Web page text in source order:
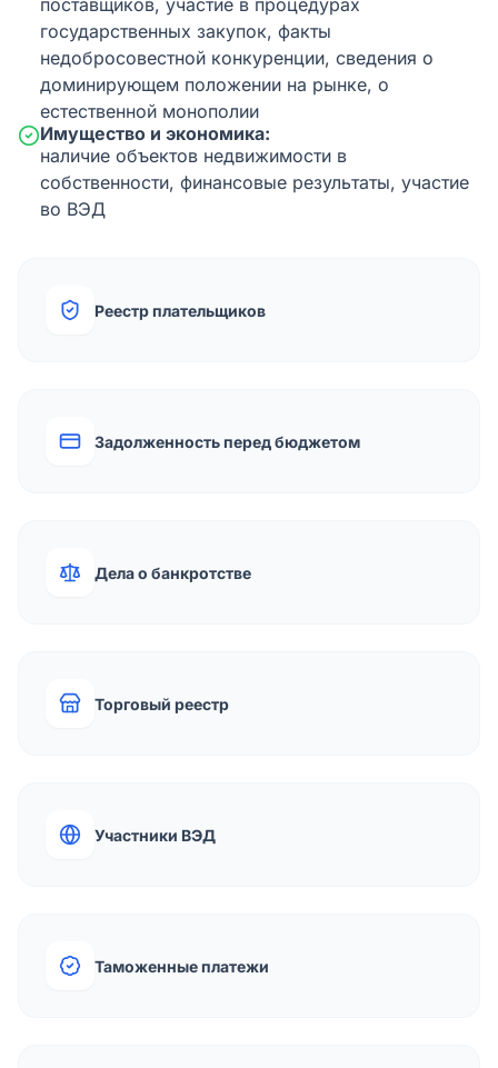
поставщиков, участие в процедурах
государственных закупок, факты
недобросовестной конкуренции, сведения о
доминирующем положении на рынке, о
естественной монополии
Имущество и экономика:
наличие объектов недвижимости в
собственности, финансовые результаты, участие
во ВЭД
Реестр плательщиков
Задолженность перед бюджетом
Дела о банкротстве
Торговый реестр
Участники ВЭД
Таможенные платежи